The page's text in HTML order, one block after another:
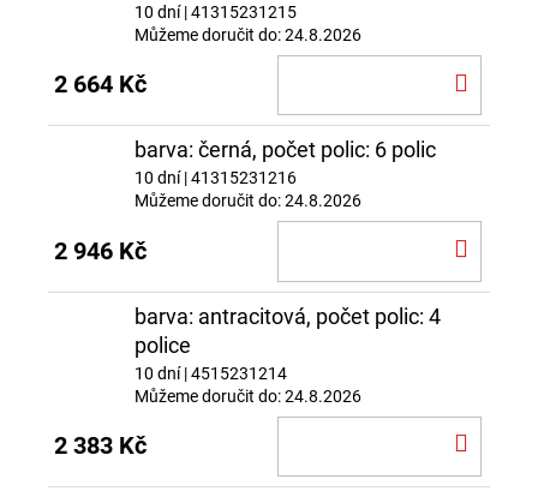
10 dní| 41315231215
Můžeme doručit do:24.8.2026
2 664 Kč
barva: černá, počet polic: 6 polic
10 dní| 41315231216
Můžeme doručit do:24.8.2026
2 946 Kč
barva: antracitová, počet polic: 4
police
10 dní| 4515231214
Můžeme doručit do:24.8.2026
2 383 Kč